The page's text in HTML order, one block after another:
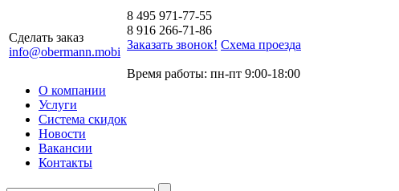
Сделать заказ
info@obermann.mobi
8 495 971-77-55
8 916 266-71-86
Заказать звонок! Схема проезда
Время работы: пн-пт 9:00-18:00
О компании
Услуги
Система скидок
Новости
Вакансии
Контакты